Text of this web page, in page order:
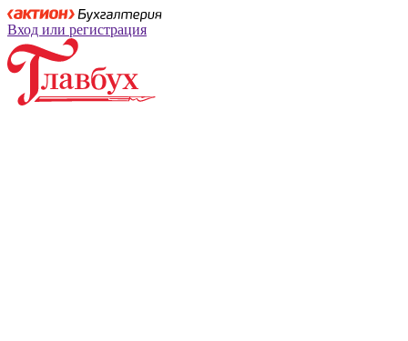
Вход или регистрация